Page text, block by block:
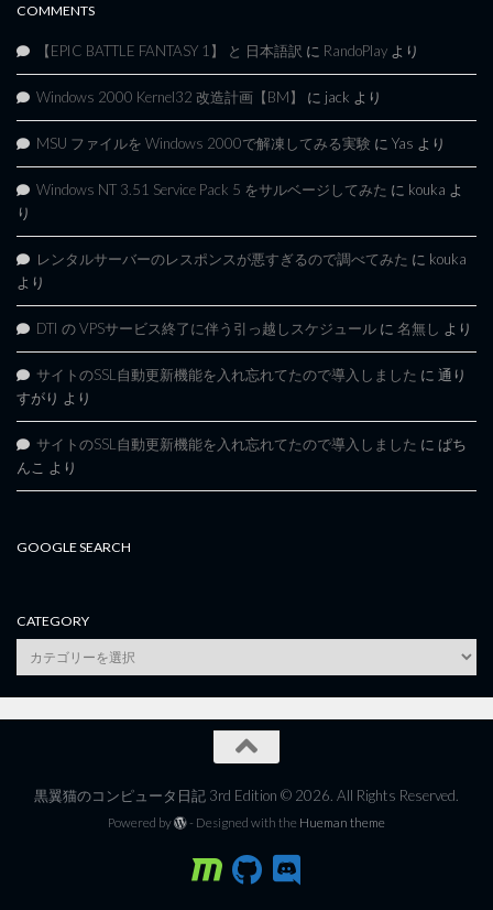
COMMENTS
【EPIC BATTLE FANTASY 1】 と 日本語訳 に RandoPlay より
Windows 2000 Kernel32 改造計画【BM】 に jack より
MSU ファイルを Windows 2000で解凍してみる実験 に Yas より
Windows NT 3.51 Service Pack 5 をサルベージしてみた に kouka よ
り
レンタルサーバーのレスポンスが悪すぎるので調べてみた に kouka
より
DTI の VPSサービス終了に伴う引っ越しスケジュール に 名無し より
サイトのSSL自動更新機能を入れ忘れてたので導入しました に 通り
すがり より
サイトのSSL自動更新機能を入れ忘れてたので導入しました に ぱち
んこ より
GOOGLE SEARCH
CATEGORY
category
黒翼猫のコンピュータ日記 3rd Edition © 2026. All Rights Reserved.
Powered by - Designed with the Hueman theme